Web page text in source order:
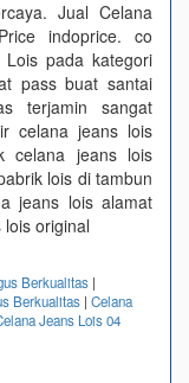
Jual Celana
indoprice. co
pada kategori
pass buat santai
terjamin sangat
celana jeans lois
celana jeans lois
lois di tambun
jeans lois alamat
original
Berkualitas |
Berkualitas | Celana
Jeans Lois 04